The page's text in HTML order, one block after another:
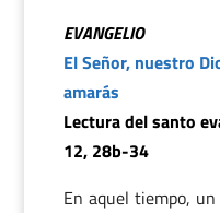
EVANGELIO
El Señor, nuestro
amarás
Lectura del santo
12, 28b-34
En aquel tiempo,